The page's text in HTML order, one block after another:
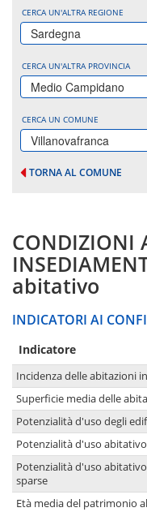
CERCA UN'ALTRA REGIONE
Sardegna
CERCA UN'ALTRA PROVINCIA
Medio Campidano
CERCA UN COMUNE
Villanovafranca
TORNA AL COMUNE
CONDIZIONI
abitativo
INDICATORI AI
Indicatore
Incidenza delle abitazioni
Superficie media delle
Potenzialità d'uso degli
Potenzialità d'uso
Potenzialità d'uso
sparse
Età media del patrimonio